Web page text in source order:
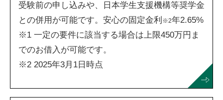
受験前の申し込みや、日本学生支援機構等奨学金
との併用が可能です。安心の固定金利 ※2年2.65%
※1 一定の要件に該当する場合は上限450万円ま
でのお借入が可能です。
※2 2025年3月1日時点